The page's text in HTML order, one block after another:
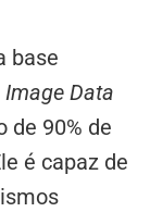
base
Image Data
de 90% de
é capaz de